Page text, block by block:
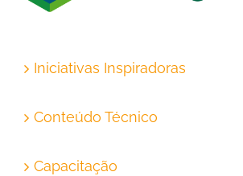
Iniciativas Inspiradoras
Conteúdo Técnico
Capacitação